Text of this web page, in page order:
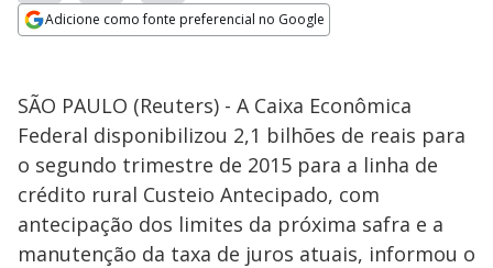
Adicione como fonte preferencial no Google
SÃO PAULO (Reuters) - A Caixa Econômica
Federal disponibilizou 2,1 bilhões de reais para
o segundo trimestre de 2015 para a linha de
crédito rural Custeio Antecipado, com
antecipação dos limites da próxima safra e a
manutenção da taxa de juros atuais, informou o